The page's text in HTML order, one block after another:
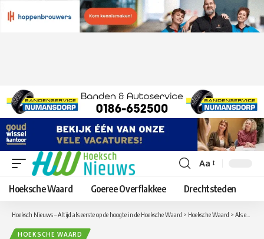
Lettergrootte
aanpassen
Aa
Hoeksche Waard Goeree Overflakkee Drechtsteden
Hoeksch Nieuws – Altijd als eerste op de hoogte in de Hoeksche Waard > Hoeksche Waard > Als er een schaap over de dam is… ‘Hier hoeft voorlopig niet gemaaid te worden’
HOEKSCHE WAARD